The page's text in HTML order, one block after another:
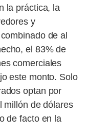
la práctica, la
y
de al
el 83% de
comerciales
este monto. Solo
optan por
millón de dólares
de facto en la